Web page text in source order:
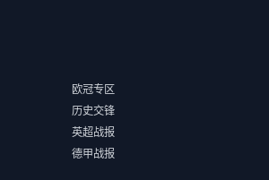
欧冠专区
历史交锋
英超战报
德甲战报